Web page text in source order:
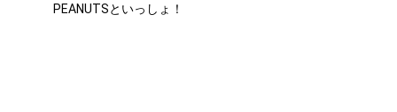
PEANUTSといっしょ！